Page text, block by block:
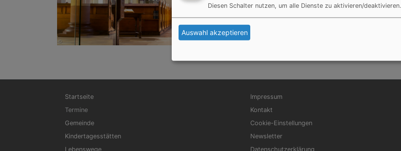
Hauptnavigation
Startseite
Termine
Gemeinde
Kindertagesstätten
Lebenswege
Fußbereichsmenü
Impressum
Kontakt
Cookie-Einstellungen
Newsletter
Datenschutzerklärung
Diesen Schalter nutzen, um alle Dienste zu aktivieren/deaktivieren.
Auswahl akzeptieren